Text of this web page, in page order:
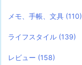
メモ、手帳、文具 (110)
ライフスタイル (139)
レビュー (158)